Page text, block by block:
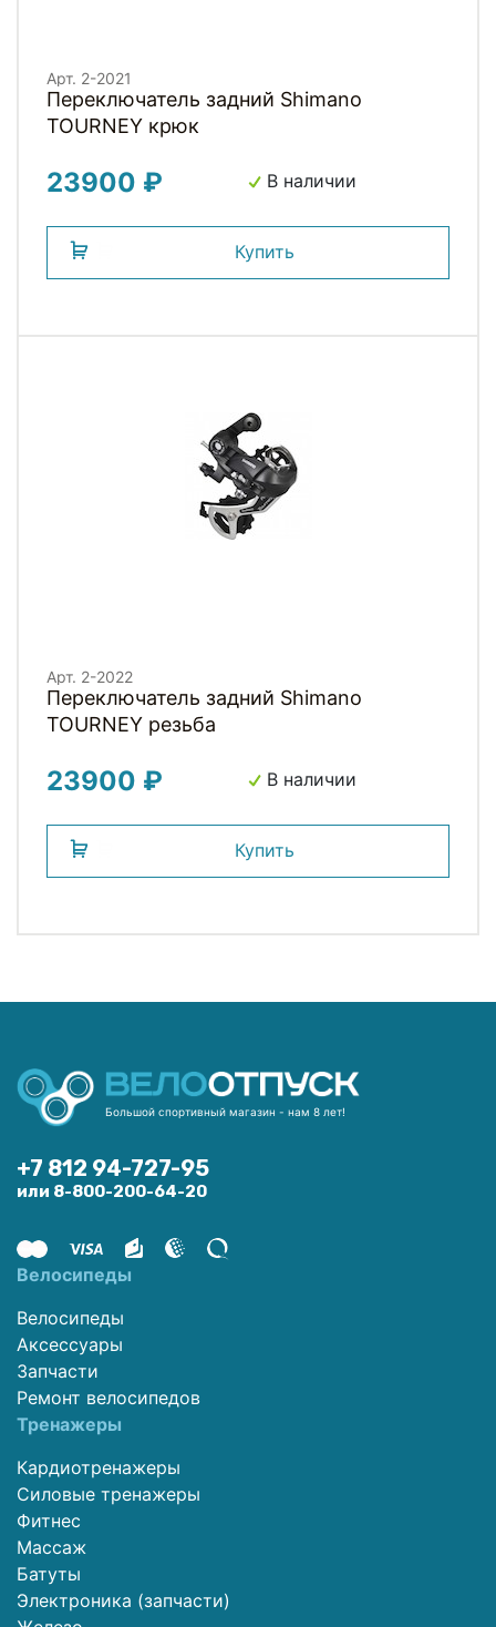
Арт. 2-2021
Переключатель задний Shimano
TOURNEY крюк
23900 ₽ В наличии
Купить
Арт. 2-2022
Переключатель задний Shimano
TOURNEY резьба
23900 ₽ В наличии
Купить
Большой спортивный магазин - нам 8 лет!
+7 812 94-727-95
или 8-800-200-64-20
Велосипеды
Велосипеды
Аксессуары
Запчасти
Ремонт велосипедов
Тренажеры
Кардиотренажеры
Силовые тренажеры
Фитнес
Массаж
Батуты
Электроника (запчасти)